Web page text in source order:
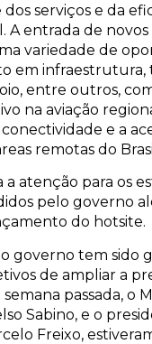
serviços e da
A entrada de
variedade de
em infraestrutura,
entre outros,
na aviação
e a
remotas do
a atenção para os
pelo governo
do hotsite.
governo tem sido
de ampliar a
semana passada, o
Sabino, e o
Freixo,